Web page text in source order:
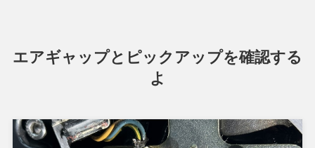
エアギャップとピックアップを確認する
よ